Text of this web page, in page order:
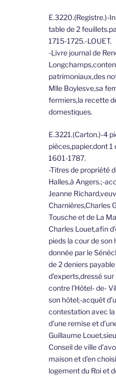
E.3220.(Registre.)-
table de 2
1715-1725.-LOUET.
-Livre journal de
patrimoniaux,des
Mlle Boylesve,sa
fermiers,la recette
domestiques.
E.3221.(Carton.)-4
pièces,papier,dont 1
1601-1787.
-Titres de propriété
Halles,à Angers.;-
Jeanne
Charnières,Charles
Tousche et de La
Charles Louet,afin
pieds la cour de
donnée par le
de 2 deniers
d’experts,dressé
contre l’Hôtel- de-
son hôtel;-acquêt
contestation avec
d’une remise et
Guillaume
Conseil de ville
maison et d’en
logement du Roi et